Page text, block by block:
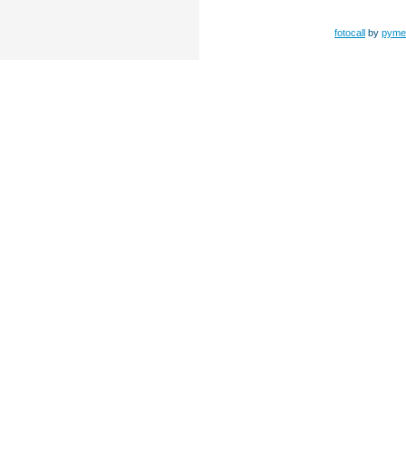
fotocall by